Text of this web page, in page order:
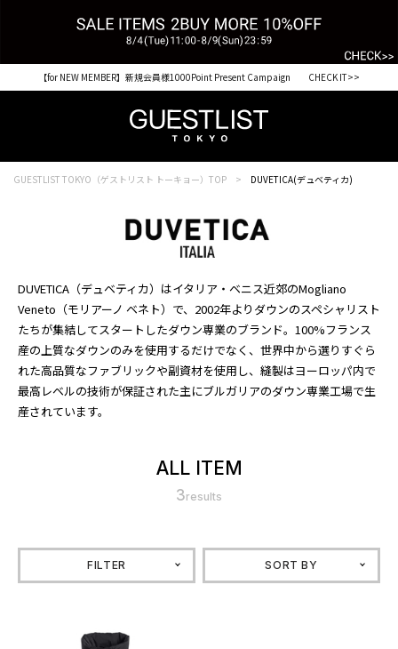
【for NEW MEMBER】新規会員様1000Point Present Campaign CHECK IT>>
GUESTLIST TOKYO（ゲストリスト トーキョー）TOP DUVETICA(デュベティカ)
DUVETICA（デュベティカ）はイタリア・ベニス近郊のMogliano
Veneto（モリアーノ ベネト）で、2002年よりダウンのスペシャリスト
たちが集結してスタートしたダウン専業のブランド。100%フランス
産の上質なダウンのみを使用するだけでなく、世界中から選りすぐら
れた高品質なファブリックや副資材を使用し、縫製はヨーロッパ内で
最高レベルの技術が保証された主にブルガリアのダウン専業工場で生
産されています。
ALL ITEM
3results
FILTER SORT BY